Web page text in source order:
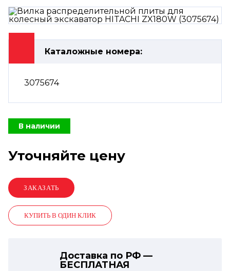
Каталожные номера:
3075674
В наличии
Уточняйте цену
КУПИТЬ В ОДИН КЛИК
Доставка по РФ —
БЕСПЛАТНАЯ